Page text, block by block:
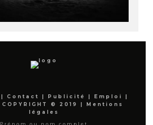
| Contact | Publicité | Emploi
|
COPYRIGHT © 2019 |
Mentions
légales
Prénom ou nom complet